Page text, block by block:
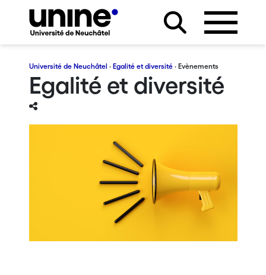
Université de Neuchâtel · Egalité et diversité· Evènements
Egalité et diversité